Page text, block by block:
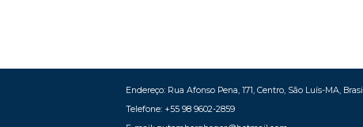
Endereço: Rua Afonso Pena, 171, Centro, São Luís-MA, Brasil
Telefone: +55 98 9602-2859